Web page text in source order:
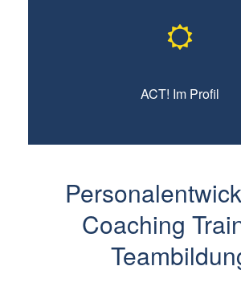
ACT! Im Profil
Hier erfahren Sie mehr
Coaching